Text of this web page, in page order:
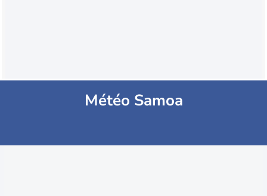
Météo Samoa